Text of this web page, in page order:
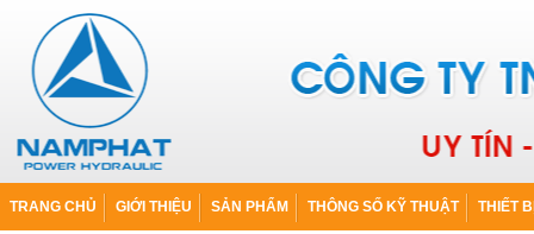
TRANG CHỦ GIỚI THIỆU SẢN PHẨM THÔNG SỐ KỸ THUẬT THIẾT